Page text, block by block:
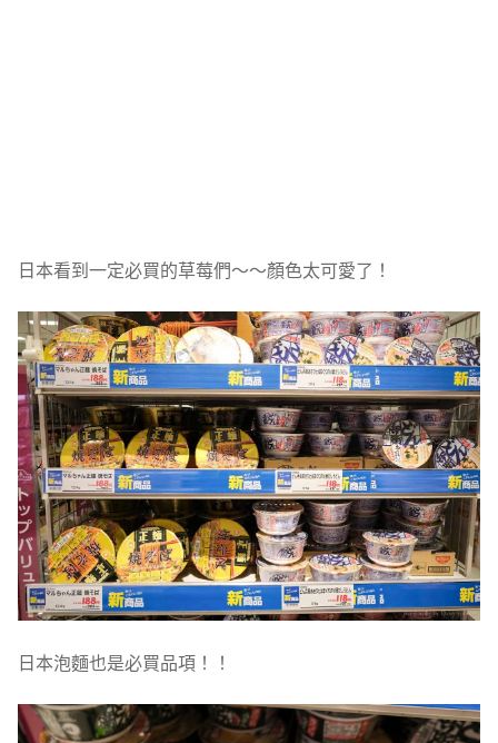
日本看到一定必買的草莓們～～顏色太可愛了！
日本泡麵也是必買品項！！